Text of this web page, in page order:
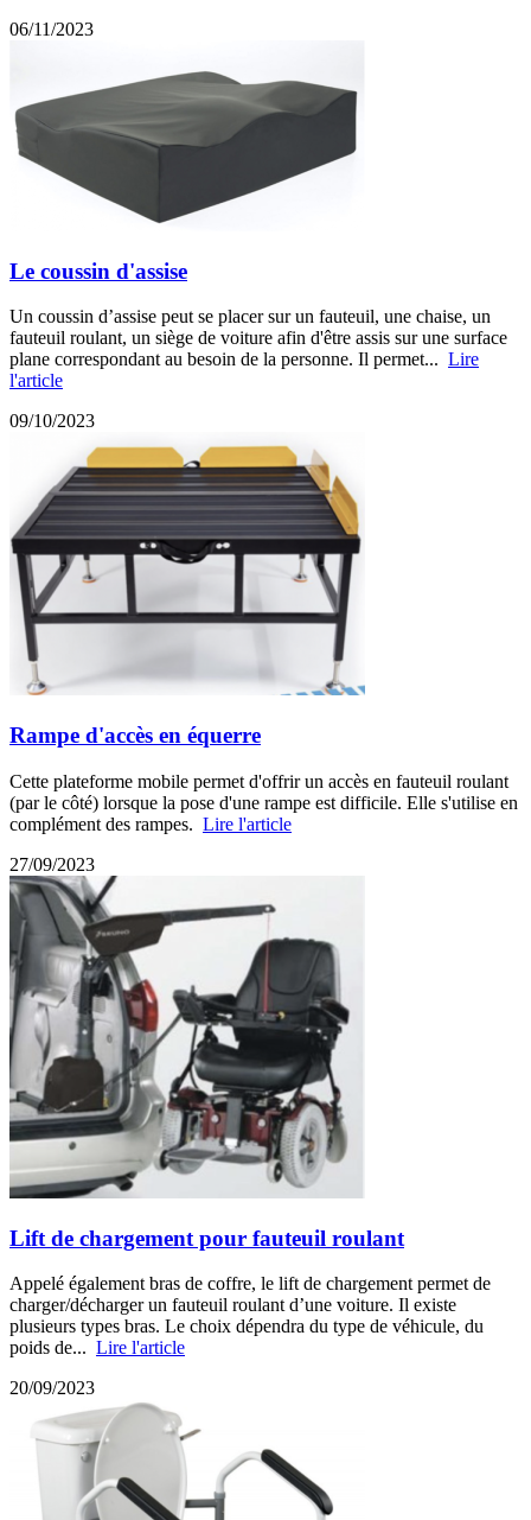
06/11/2023
Le coussin d'assise
Un coussin d’assise peut se placer sur un fauteuil, une chaise, un
fauteuil roulant, un siège de voiture afin d'être assis sur une surface
plane correspondant au besoin de la personne. Il permet... Lire
l'article
09/10/2023
Rampe d'accès en équerre
Cette plateforme mobile permet d'offrir un accès en fauteuil roulant
(par le côté) lorsque la pose d'une rampe est difficile. Elle s'utilise en
complément des rampes. Lire l'article
27/09/2023
Lift de chargement pour fauteuil roulant
Appelé également bras de coffre, le lift de chargement permet de
charger/décharger un fauteuil roulant d’une voiture. Il existe
plusieurs types bras. Le choix dépendra du type de véhicule, du
poids de... Lire l'article
20/09/2023